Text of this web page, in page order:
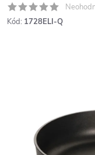
Kód: 1728ELI-Q